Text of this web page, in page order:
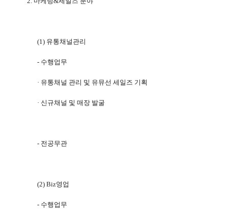
(1) 유통채널관리
- 수행업무
· 유통채널 관리 및 유뮤선 세일즈 기획
· 신규채널 및 매장 발굴
- 전공무관
(2) Biz영업
- 수행업무